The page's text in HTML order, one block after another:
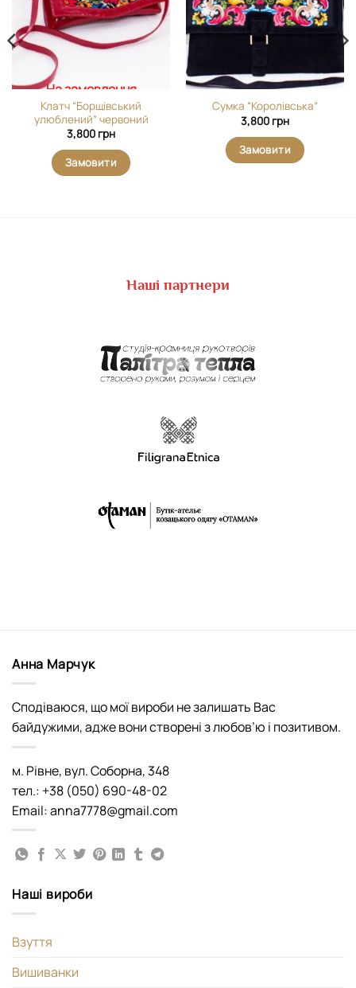
На замовлення
Клатч “Борщівський
улюблений” червоний
3,800 грн
Замовити
Сумка “Королівська”
3,800 грн
Замовити
Наші партнери
Анна Марчук
Сподіваюся, що мої вироби не залишать Вас
байдужими, адже вони створені з любов’ю і позитивом.
м. Рівне, вул. Соборна, 348
тел.: +38 (050) 690-48-02
Email: anna7778@gmail.com
Наші вироби
Взуття
Вишиванки